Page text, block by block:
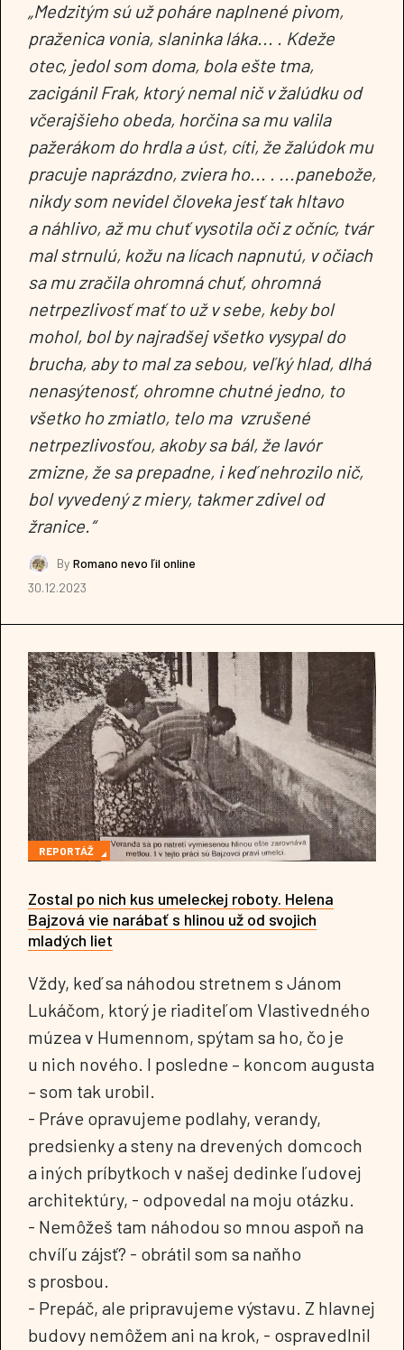
„Medzitým sú už poháre naplnené pivom,
praženica vonia, slaninka láka... . Kdeže
otec, jedol som doma, bola ešte tma,
zacigánil Frak, ktorý nemal nič v žalúdku od
včerajšieho obeda, horčina sa mu valila
pažerákom do hrdla a úst, cíti, že žalúdok mu
pracuje naprázdno, zviera ho... . ...panebože,
nikdy som nevidel človeka jesť tak hltavo
a náhlivo, až mu chuť vysotila oči z očníc, tvár
mal strnulú, kožu na lícach napnutú, v očiach
sa mu zračila ohromná chuť, ohromná
netrpezlivosť mať to už v sebe, keby bol
mohol, bol by najradšej všetko vysypal do
brucha, aby to mal za sebou, veľký hlad, dlhá
nenasýtenosť, ohromne chutné jedno, to
všetko ho zmiatlo, telo ma vzrušené
netrpezlivosťou, akoby sa bál, že lavór
zmizne, že sa prepadne, i keď nehrozilo nič,
bol vyvedený z miery, takmer zdivel od
žranice.“
By Romano nevo ľil online
30.12.2023
REPORTÁŽ
Zostal po nich kus umeleckej roboty. Helena
Bajzová vie narábať s hlinou už od svojich
mladých liet
Vždy, keď sa náhodou stretnem s Jánom
Lukáčom, ktorý je riaditeľom Vlastivedného
múzea v Humennom, spýtam sa ho, čo je
u nich nového. I posledne – koncom augusta
– som tak urobil.
- Práve opravujeme podlahy, verandy,
predsienky a steny na drevených domcoch
a iných príbytkoch v našej dedinke ľudovej
architektúry, - odpovedal na moju otázku.
- Nemôžeš tam náhodou so mnou aspoň na
chvíľu zájsť? - obrátil som sa naňho
s prosbou.
- Prepáč, ale pripravujeme výstavu. Z hlavnej
budovy nemôžem ani na krok, - ospravedlnil